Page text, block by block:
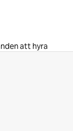
att hyra